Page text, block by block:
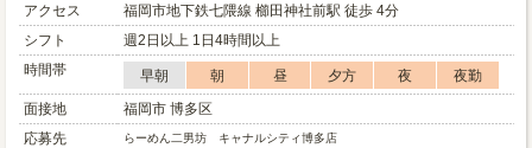
アクセス
福岡市地下鉄七隈線 櫛田神社前駅 徒歩 4分
シフト
週2日以上 1日4時間以上
時間帯
早朝 朝 昼 夕方 夜
夜勤
面接地
福岡市 博多区
応募先
らーめん二男坊 キャナルシティ博多店